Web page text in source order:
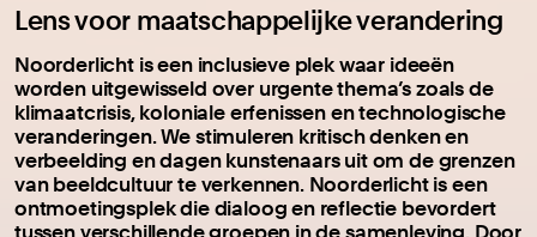
Lens voor maatschappelijke verandering
Noorderlicht is een inclusieve plek waar ideeën
worden uitgewisseld over urgente thema’s zoals de
klimaatcrisis, koloniale erfenissen en technologische
veranderingen. We stimuleren kritisch denken en
verbeelding en dagen kunstenaars uit om de grenzen
van beeldcultuur te verkennen. Noorderlicht is een
ontmoetingsplek die dialoog en reflectie bevordert
tussen verschillende groepen in de samenleving. Door